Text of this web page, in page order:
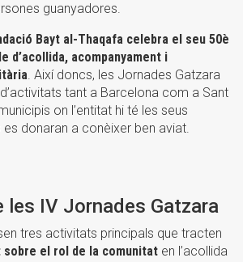
guanyadores.
Bayt al-Thaqafa celebra el seu 50è
d’acollida, acompanyament i
. Així doncs, les Jornades Gatzara
tant a Barcelona com a Sant
on l’entitat hi té les seus
es donaran a conèixer ben aviat.
les IV Jornades Gatzara
tres activitats principals que tracten
sobre el rol de la comunitat en l’acollida